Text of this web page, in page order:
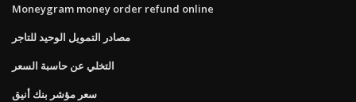
Moneygram money order refund online
مصادر التمويل الوحيد للتاجر
التخلي عن حاسبة السعر
سعر مؤشر بنك أنيق